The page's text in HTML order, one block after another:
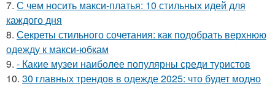
7. С чем носить макси-платья: 10 стильных идей для
каждого дня
8. Секреты стильного сочетания: как подобрать верхнюю
одежду к макси-юбкам
9. - Какие музеи наиболее популярны среди туристов
10. 30 главных трендов в одежде 2025: что будет модно